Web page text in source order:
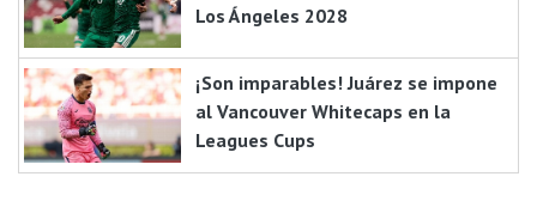
Los Ángeles 2028
¡Son imparables! Juárez se impone
al Vancouver Whitecaps en la
Leagues Cups